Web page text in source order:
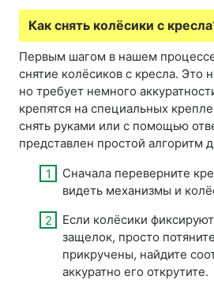
Как снять колёсики с
Первым шагом в нашем
снятие колёсиков с кресла. Это
но требует немного
крепятся на специальных
снять руками или с помощью
представлен простой алгоритм
Сначала переверните
видеть механизмы и
Если колёсики
защелок, просто
прикручены, найдите
аккуратно его открутите.